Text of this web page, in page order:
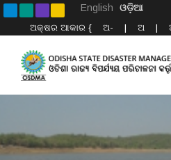
English ଓଡ଼ିଆ
ଅକ୍ଷର ଆକାର { ଅ- | ଅ |